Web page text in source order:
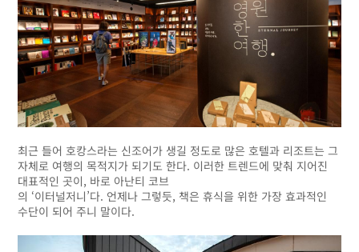
최근 들어 호캉스라는 신조어가 생길 정도로 많은 호텔과 리조트는 그
자체로 여행의 목적지가 되기도 한다. 이러한 트렌드에 맞춰 지어진
대표적인 곳이, 바로 아난티 코브
의 ‘이터널저니’다. 언제나 그렇듯, 책은 휴식을 위한 가장 효과적인
수단이 되어 주니 말이다.